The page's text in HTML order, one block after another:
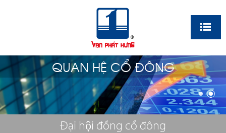
QUAN HỆ CỔ ĐÔNG
Đại hội đồng cổ đông